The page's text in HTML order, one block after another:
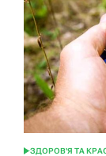
ЗДОРОВ'Я ТА